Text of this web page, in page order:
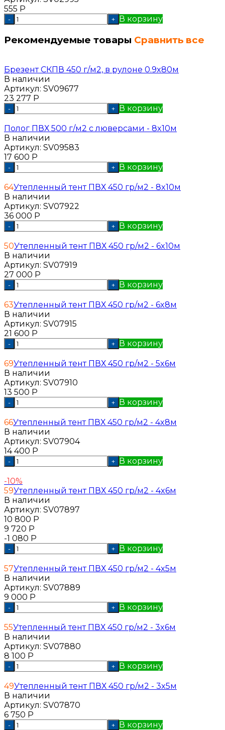
555 Р
- + В корзину
Рекомендуемые товары Сравнить все
Брезент СКПВ 450 г/м2, в рулоне 0.9x80м
В наличии
Артикул: SV09677
23 277 Р
- + В корзину
Полог ПВХ 500 г/м2 с люверсами - 8x10м
В наличии
Артикул: SV09583
17 600 Р
- + В корзину
64Утепленный тент ПВХ 450 гр/м2 - 8x10м
В наличии
Артикул: SV07922
36 000 Р
- + В корзину
50Утепленный тент ПВХ 450 гр/м2 - 6x10м
В наличии
Артикул: SV07919
27 000 Р
- + В корзину
63Утепленный тент ПВХ 450 гр/м2 - 6x8м
В наличии
Артикул: SV07915
21 600 Р
- + В корзину
69Утепленный тент ПВХ 450 гр/м2 - 5x6м
В наличии
Артикул: SV07910
13 500 Р
- + В корзину
66Утепленный тент ПВХ 450 гр/м2 - 4x8м
В наличии
Артикул: SV07904
14 400 Р
- + В корзину
-10%
59Утепленный тент ПВХ 450 гр/м2 - 4x6м
В наличии
Артикул: SV07897
10 800 Р
9 720 Р
-1 080 Р
- + В корзину
57Утепленный тент ПВХ 450 гр/м2 - 4x5м
В наличии
Артикул: SV07889
9 000 Р
- + В корзину
55Утепленный тент ПВХ 450 гр/м2 - 3x6м
В наличии
Артикул: SV07880
8 100 Р
- + В корзину
49Утепленный тент ПВХ 450 гр/м2 - 3x5м
В наличии
Артикул: SV07870
6 750 Р
- + В корзину